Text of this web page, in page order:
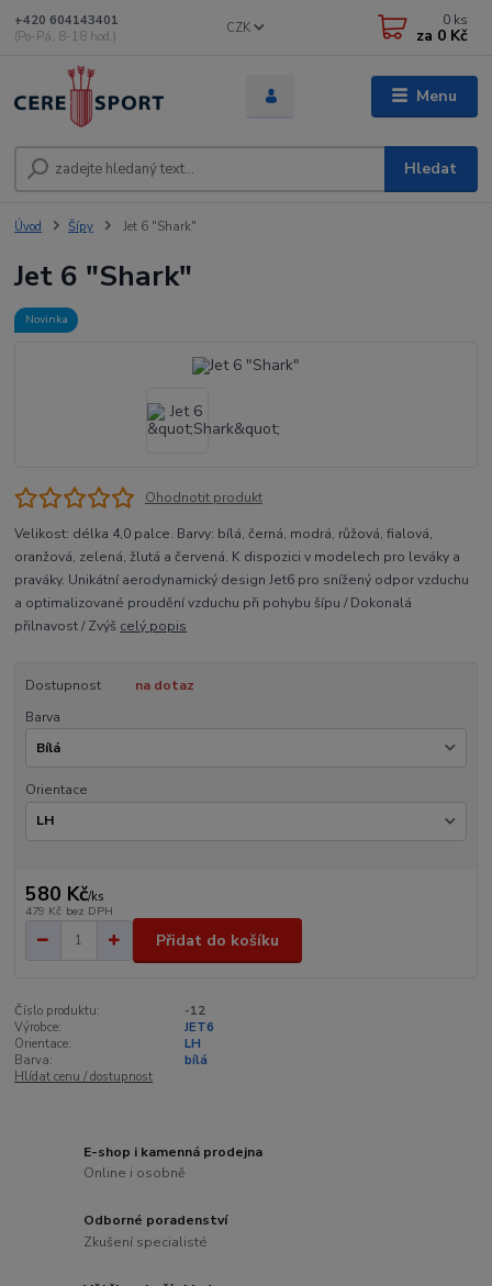
Menu
CZK
Hledat
+420 604143401
(Po-Pá, 8-18 hod.)
0 ks
za 0 Kč
Úvod Šípy Jet 6 "Shark"
Jet 6 "Shark"
Novinka
Ohodnotit produkt
Velikost: délka 4,0 palce. Barvy: bílá, černá, modrá, růžová, fialová,
oranžová, zelená, žlutá a červená. K dispozici v modelech pro leváky a
praváky. Unikátní aerodynamický design Jet6 pro snížený odpor vzduchu
a optimalizované proudění vzduchu při pohybu šípu / Dokonalá
přilnavost / Zvýš celý popis
Dostupnost
na dotaz
Barva
Orientace
580 Kč/ks
479 Kč bez DPH
Přidat do košíku
Číslo produktu:
-12
Výrobce:
JET6
Orientace:
LH
Barva:
bílá
Hlídat cenu / dostupnost
E-shop i kamenná prodejna
Online i osobně
Odborné poradenství
Zkušení specialisté